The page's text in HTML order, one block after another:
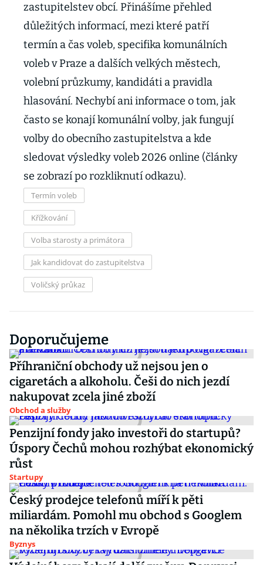
zastupitelstev obcí. Přinášíme přehled
důležitých informací, mezi které patří
termín a čas voleb, specifika komunálních
voleb v Praze a dalších velkých městech,
volební průzkumy, kandidáti a pravidla
hlasování. Nechybí ani informace o tom, jak
často se konají komunální volby, jak fungují
volby do obecního zastupitelstva a kde
sledovat výsledky voleb 2026 online (články
se zobrazí po rozkliknutí odkazu).
Termín voleb
Křížkování
Volba starosty a primátora
Jak kandidovat do zastupitelstva
Voličský průkaz
Doporučujeme
Příhraniční obchody už nejsou jen o
cigaretách a alkoholu. Češi do nich jezdí
nakupovat zcela jiné zboží
Obchod a služby
Penzijní fondy jako investoři do startupů?
Úspory Čechů mohou rozhýbat ekonomický
růst
Startupy
Český prodejce telefonů míří k pěti
miliardám. Pomohl mu obchod s Googlem
na několika trzích v Evropě
Byznys